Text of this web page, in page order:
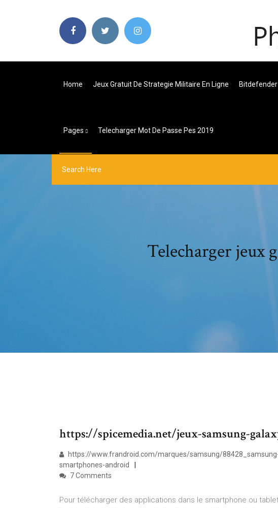
Home Jeux Gratuit De Strategie Militaire En Ligne
Pages Telecharger Mot De Passe Pes 2019
Telecharger jeux
https://spicemedia.net/jeux-samsung-
https://www.frandroid.com/marques/samsung/
smartphones-android
7 Comments
Pour télécharger des applications dans le smartphone ou